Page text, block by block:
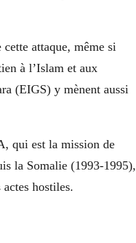
attaque, même si
à l’Islam et aux
(EIGS) y mènent aussi
qui est la mission de
la Somalie (1993-1995),
hostiles.